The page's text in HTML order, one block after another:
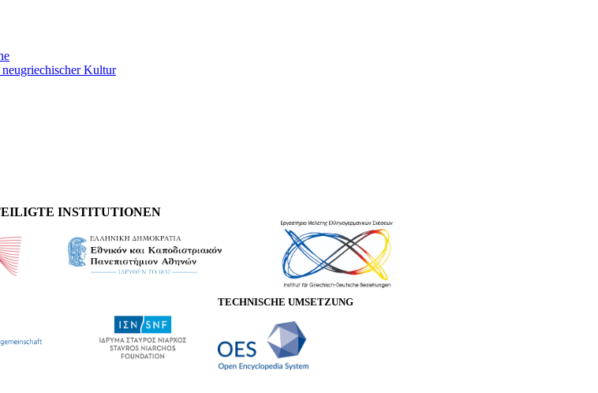
Kultur
INSTITUTIONEN
TECHNISCHE UMSETZUNG